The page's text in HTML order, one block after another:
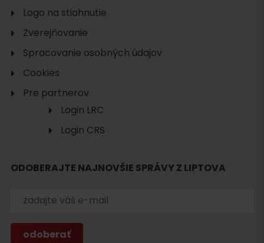
Hľadať
Logo na stiahnutie
Zverejňovanie
Spracovanie osobných údajov
Cookies
Pre partnerov
Login LRC
Login CRS
ODOBERAJTE NAJNOVŠIE SPRÁVY Z LIPTOVA